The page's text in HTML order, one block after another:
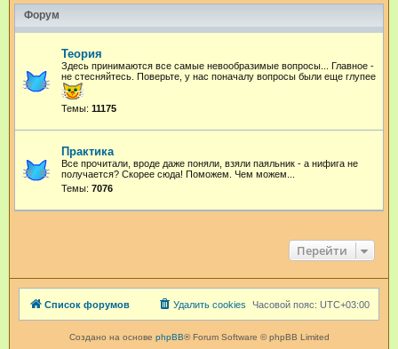
Форум
Теория
Здесь принимаются все самые невообразимые вопросы... Главное -
не стесняйтесь. Поверьте, у нас поначалу вопросы были еще глупее
Темы: 11175
Практика
Все прочитали, вроде даже поняли, взяли паяльник - а нифига не
получается? Скорее сюда! Поможем. Чем можем...
Темы: 7076
Перейти
Список форумов Часовой пояс: UTC+03:00
Удалить cookies
Создано на основе phpBB® Forum Software © phpBB Limited